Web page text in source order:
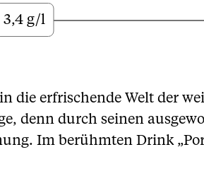
3,4 g/l
die erfrischende Welt der
denn durch seinen
Im berühmten Drink